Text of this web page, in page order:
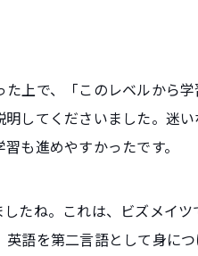
上で、「このレベルから
してくださいました。迷い
も進めやすかったです。
たね。これは、ビズメイツ
語を第二言語として身に